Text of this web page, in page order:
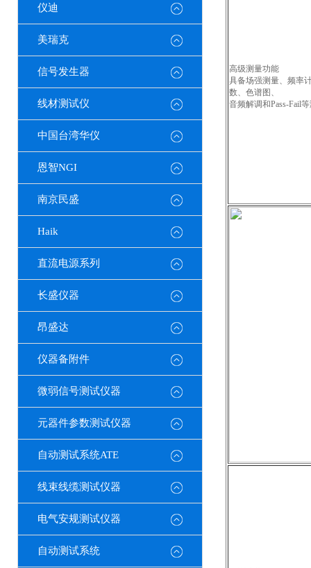
仪迪
美瑞克
信号发生器
线材测试仪
中国台湾华仪
恩智NGI
南京民盛
Haik
直流电源系列
长盛仪器
昂盛达
仪器备附件
微弱信号测试仪器
元器件参数测试仪器
自动测试系统ATE
线束线缆测试仪器
电气安规测试仪器
自动测试系统
高级测量功能
具备场强测量、频率
数、色谱图、
音频解调和Pass-Fail